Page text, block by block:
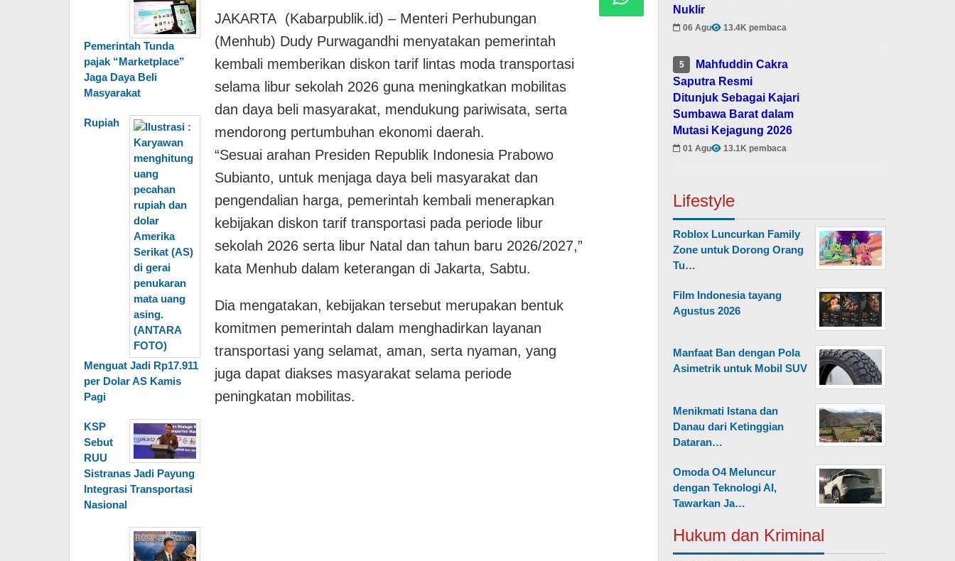
Pemerintah Tunda
pajak “Marketplace”
Jaga Daya Beli
Masyarakat
Rupiah
Menguat Jadi Rp17.911
per Dolar AS Kamis
Pagi
KSP
Sebut
RUU
Sistranas Jadi Payung
Integrasi Transportasi
Nasional
JAKARTA (Kabarpublik.id) – Menteri Perhubungan
(Menhub) Dudy Purwagandhi menyatakan pemerintah
kembali memberikan diskon tarif lintas moda transportasi
selama libur sekolah 2026 guna meningkatkan mobilitas
dan daya beli masyarakat, mendukung pariwisata, serta
mendorong pertumbuhan ekonomi daerah.
“Sesuai arahan Presiden Republik Indonesia Prabowo
Subianto, untuk menjaga daya beli masyarakat dan
pengendalian harga, pemerintah kembali menerapkan
kebijakan diskon tarif transportasi pada periode libur
sekolah 2026 serta libur Natal dan tahun baru 2026/2027,”
kata Menhub dalam keterangan di Jakarta, Sabtu.
Dia mengatakan, kebijakan tersebut merupakan bentuk
komitmen pemerintah dalam menghadirkan layanan
transportasi yang selamat, aman, serta nyaman, yang
juga dapat diakses masyarakat selama periode
peningkatan mobilitas.
Nuklir
06 Agu 13.4K pembaca
5
Mahfuddin Cakra
Saputra Resmi
Ditunjuk Sebagai Kajari
Sumbawa Barat dalam
Mutasi Kejagung 2026
01 Agu 13.1K pembaca
Lifestyle
Roblox Luncurkan Family
Zone untuk Dorong Orang
Tu…
Film Indonesia tayang
Agustus 2026
Manfaat Ban dengan Pola
Asimetrik untuk Mobil SUV
Menikmati Istana dan
Danau dari Ketinggian
Dataran…
Omoda O4 Meluncur
dengan Teknologi AI,
Tawarkan Ja…
Hukum dan Kriminal